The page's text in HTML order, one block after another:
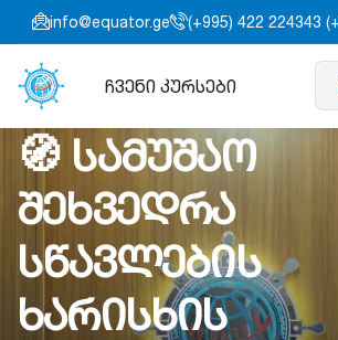
info@equator.ge (+995) 422 224343
ჩვენი კურსები
🧭 სამუშაო
შეხვედრა
სწავლების
ხარისხის